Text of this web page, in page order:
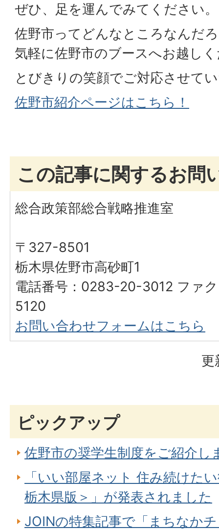
ぜひ、足を運んでみてください。
佐野市ってどんなところなんだ
気軽に佐野市のブースへお越し
とびきりの笑顔でご対応させて
佐野市紹介ページはこちら！
この記事に関するお問
総合政策部総合戦略推進室
〒327-8501
栃木県佐野市高砂町1
電話番号：0283-20-3012 ファ
5120
お問い合わせフォームはこちら
更
ピックアップ
佐野市の奨学生制度をご紹介し
「いい部屋ネット 住み続けた
栃木県版＞」が発表されました
JOINの特集記事で「まちなか